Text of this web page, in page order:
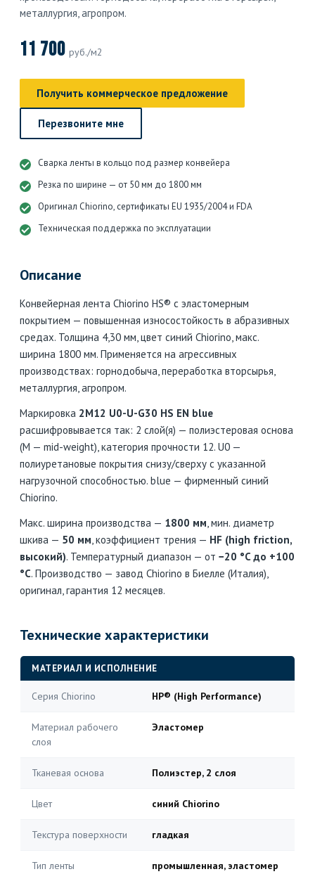
металлургия, агропром.
11 700 руб./м2
Получить коммерческое предложение
Перезвоните мне
Сварка ленты в кольцо под размер конвейера
Резка по ширине — от 50 мм до 1800 мм
Оригинал Chiorino, сертификаты EU 1935/2004 и FDA
Техническая поддержка по эксплуатации
Описание
Конвейерная лента Chiorino HS® с эластомерным
покрытием — повышенная износостойкость в абразивных
средах. Толщина 4,30 мм, цвет синий Chiorino, макс.
ширина 1800 мм. Применяется на агрессивных
производствах: горнодобыча, переработка вторсырья,
металлургия, агропром.
Маркировка 2M12 U0-U-G30 HS EN blue
расшифровывается так: 2 слой(я) — полиэстеровая основа
(M — mid-weight), категория прочности 12. U0 —
полиуретановые покрытия снизу/сверху с указанной
нагрузочной способностью. blue — фирменный синий
Chiorino.
Макс. ширина производства — 1800 мм, мин. диаметр
шкива — 50 мм, коэффициент трения — HF (high friction,
высокий). Температурный диапазон — от −20 °C до +100
°C. Производство — завод Chiorino в Биелле (Италия),
оригинал, гарантия 12 месяцев.
Технические характеристики
МАТЕРИАЛ И ИСПОЛНЕНИЕ
Серия Chiorino HP® (High Performance)
Материал рабочего
слоя
Эластомер
Тканевая основа Полиэстер, 2 слоя
Цвет синий Chiorino
Текстура поверхности гладкая
Тип ленты промышленная, эластомер